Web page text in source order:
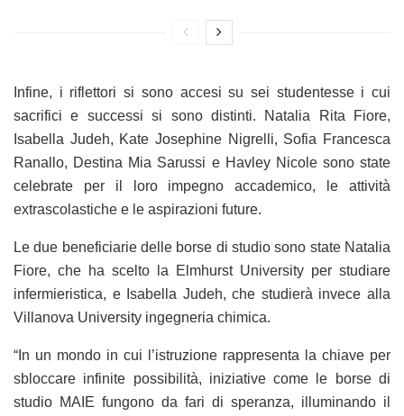
Infine, i riflettori si sono accesi su sei studentesse i cui
sacrifici e successi si sono distinti. Natalia Rita Fiore,
Isabella Judeh, Kate Josephine Nigrelli, Sofia Francesca
Ranallo, Destina Mia Sarussi e Havley Nicole sono state
celebrate per il loro impegno accademico, le attività
extrascolastiche e le aspirazioni future.
Le due beneficiarie delle borse di studio sono state Natalia
Fiore, che ha scelto la Elmhurst University per studiare
infermieristica, e Isabella Judeh, che studierà invece alla
Villanova University ingegneria chimica.
“In un mondo in cui l’istruzione rappresenta la chiave per
sbloccare infinite possibilità, iniziative come le borse di
studio MAIE fungono da fari di speranza, illuminando il